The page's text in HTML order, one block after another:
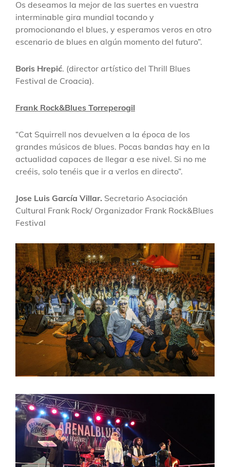
Os deseamos la mejor de las suertes en vuestra
interminable gira mundial tocando y
promocionando el blues, y esperamos veros en otro
escenario de blues en algún momento del futuro”.
Boris Hrepić. (director artístico del Thrill Blues
Festival de Croacia).
Frank Rock&Blues Torreperogil
“Cat Squirrell nos devuelven a la época de los
grandes músicos de blues. Pocas bandas hay en la
actualidad capaces de llegar a ese nivel. Si no me
creéis, solo tenéis que ir a verlos en directo”.
Jose Luis García Villar. Secretario Asociación
Cultural Frank Rock/ Organizador Frank Rock&Blues
Festival